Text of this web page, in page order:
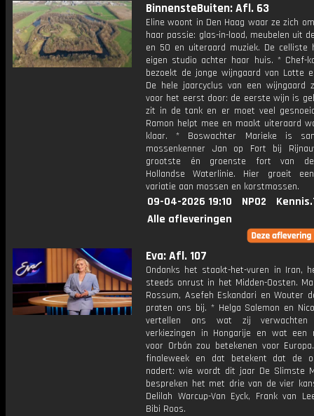
BinnensteBuiten: Afl. 63
Eline woont in Den Haag waar ze zich
haar passie: glas-in-lood, meubelen uit
en 50 en uiteraard muziek. De celliste
eigen studio achter haar huis. * Chef-
bezoekt de jonge wijngaard van Lotte
De hele jaarcyclus van een wijngaard
voor het eerst door: de eerste wijn is
zit in de tank en er moet veel
Ramon helpt mee en maakt uiteraard
klaar. * Boswachter Marieke is
mossenkenner Jan op Fort bij
grootste én groenste fort van de
Hollandse Waterlinie. Hier groeit
variatie aan mossen en korstmossen.
09-04-2026 19:10 NPO2
Alle afleveringen
Eva: Afl. 107
Ondanks het staakt-het-vuren in Iran,
steeds onrust in het Midden-Oosten.
Rossum, Asefeh Eskandari en Wouter
praten ons bij. * Helga Salemon en
vertellen ons wat zij
verkiezingen in Hongarije en wat een
voor Orbán zou betekenen voor
finaleweek en dat betekent dat de
nadert: wie wordt dit jaar De Slimste
bespreken het met drie van de vier
Delilah Warcup-Van Eyck, Frank van
Bibi Roos.